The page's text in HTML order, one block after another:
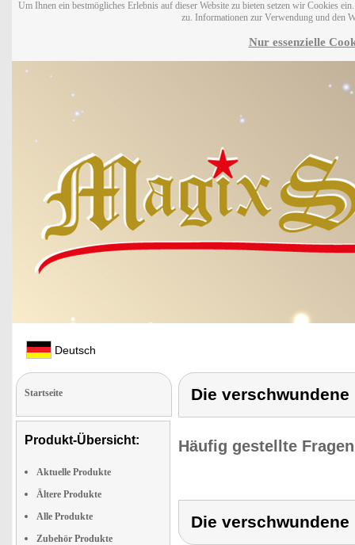
Um Ihnen ein bestmögliches Erlebnis auf dieser Website zu bieten setzen wir Cookies
zu. Informationen zur Verwendung und den
Nur essenzielle
Deutsch
Startseite
Produkt-Übersicht:
Aktuelle Produkte
Ältere Produkte
Alle Produkte
Zubehör Produkte
Die verschwundene
Häufig gestellte
Die verschwundene